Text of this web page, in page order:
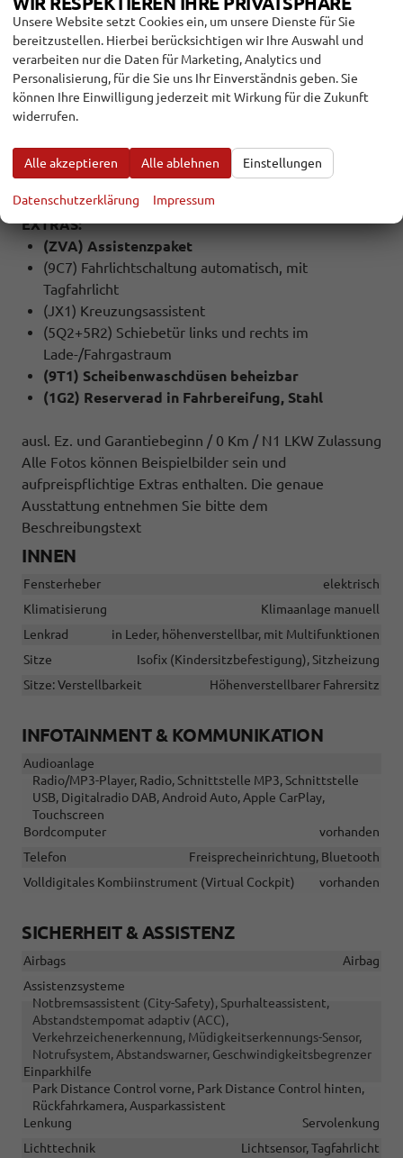
(6XP) Außenspiegel elektrisch anklapp-, einstell-
und beheizbar
(3L1) Höheneinstellung für Sitz links, manuell
(3A0) Kindersitzverankerung (I-Size) und Top Tether
für Sitze im FGR (außer mittlerer Sitz der 2.
Sitzreihe)
(2FD) Multifunktionslederlenkrad
(N0L) Sitzbezüge in Stoff, Dessin ""Double Grid""
EXTRAS:
(ZVA) Assistenzpaket
(9C7) Fahrlichtschaltung automatisch, mit
Tagfahrlicht
(JX1) Kreuzungsassistent
(5Q2+5R2) Schiebetür links und rechts im
Lade-/Fahrgastraum
(9T1) Scheibenwaschdüsen beheizbar
(1G2) Reserverad in Fahrbereifung, Stahl
ausl. Ez. und Garantiebeginn / 0 Km / N1 LKW Zulassung
Alle Fotos können Beispielbilder sein und
aufpreispflichtige Extras enthalten. Die genaue
Ausstattung entnehmen Sie bitte dem
Beschreibungstext
INNEN
Fensterheber
elektrisch
Klimatisierung
Klimaanlage manuell
Lenkrad
in Leder, höhenverstellbar, mit Multifunktionen
Sitze
Isofix (Kindersitzbefestigung), Sitzheizung
Sitze: Verstellbarkeit
Höhenverstellbarer Fahrersitz
INFOTAINMENT & KOMMUNIKATION
Audioanlage
Radio/MP3-Player, Radio, Schnittstelle MP3, Schnittstelle
USB, Digitalradio DAB, Android Auto, Apple CarPlay,
Touchscreen
Bordcomputer
vorhanden
Telefon
Freisprecheinrichtung, Bluetooth
Volldigitales Kombiinstrument (Virtual Cockpit)
vorhanden
SICHERHEIT & ASSISTENZ
Airbags
Airbag
Assistenzsysteme
Notbremsassistent (City-Safety), Spurhalteassistent,
Abstandstempomat adaptiv (ACC),
Verkehrzeichenerkennung, Müdigkeitserkennungs-Sensor,
Notrufsystem, Abstandswarner, Geschwindigkeitsbegrenzer
Einparkhilfe
Park Distance Control vorne, Park Distance Control hinten,
Rückfahrkamera, Ausparkassistent
Lenkung
Servolenkung
Lichttechnik
Lichtsensor, Tagfahrlicht
Unsere Website setzt Cookies ein, um unsere Dienste für Sie
bereitzustellen. Hierbei berücksichtigen wir Ihre Auswahl und
verarbeiten nur die Daten für Marketing, Analytics und
Personalisierung, für die Sie uns Ihr Einverständnis geben. Sie
können Ihre Einwilligung jederzeit mit Wirkung für die Zukunft
widerrufen.
Alle akzeptieren Alle ablehnen Einstellungen
Datenschutzerklärung Impressum